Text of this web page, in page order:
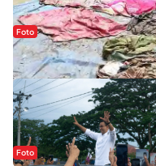
Foto
Sejak Banjir Bandang,
Foto